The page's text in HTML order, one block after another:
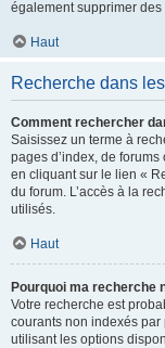
également supprimer
Haut
Recherche dans
Comment rechercher
Saisissez un terme à
pages d’index, de
en cliquant sur le lien «
du forum. L’accès à la
utilisés.
Haut
Pourquoi ma recherche
Votre recherche est
courants non indexés par
utilisant les options